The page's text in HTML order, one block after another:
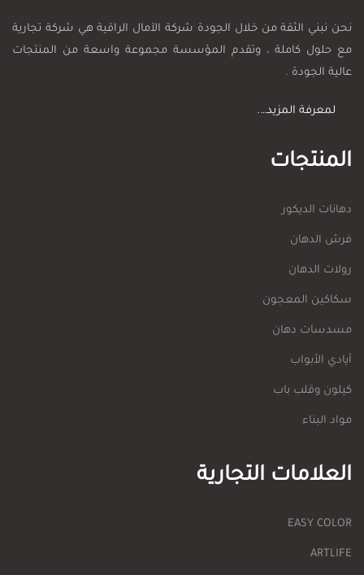
نحن نبني الثقة من خلال الجودة شركة الآمال الراقية هي شركة تجارية
مع حلول كاملة ، وتقدم المؤسسة مجموعة واسعة من المنتجات
عالية الجودة .
لمعرفة المزيد….
المنتجات
دهانات الديكور
فرش الدهان
رولات الدهان
سكاكين المعجون
مسدسات دهان
أيادي الأبواب
كيلون وقلب باب
مواد البناء
العلامات التجارية
EASY COLOR
ARTLIFE